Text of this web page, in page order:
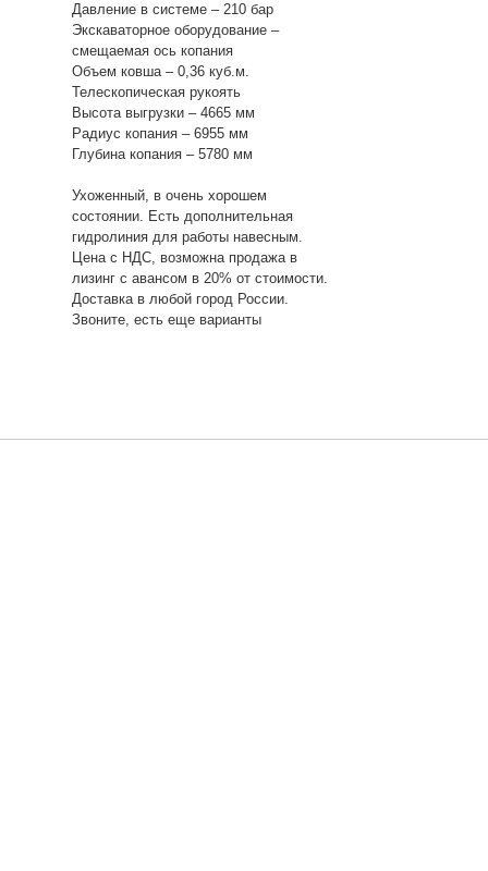
Давление в системе – 210 бар
Экскаваторное оборудование –
смещаемая ось копания
Объем ковша – 0,36 куб.м.
Телескопическая рукоять
Высота выгрузки – 4665 мм
Радиус копания – 6955 мм
Глубина копания – 5780 мм
Ухоженный, в очень хорошем
состоянии. Есть дополнительная
гидролиния для работы навесным.
Цена с НДС, возможна продажа в
лизинг с авансом в 20% от стоимости.
Доставка в любой город России.
Звоните, есть еще варианты